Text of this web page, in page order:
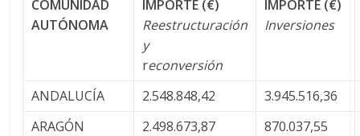
COMUNIDAD
AUTÓNOMA
IMPORTE (€)
Reestructuración
y
reconversión
IMPORTE (€)
Inversiones
ANDALUCÍA 2.548.848,42
3.945.516,36
ARAGÓN
2.498.673,87
870.037,55